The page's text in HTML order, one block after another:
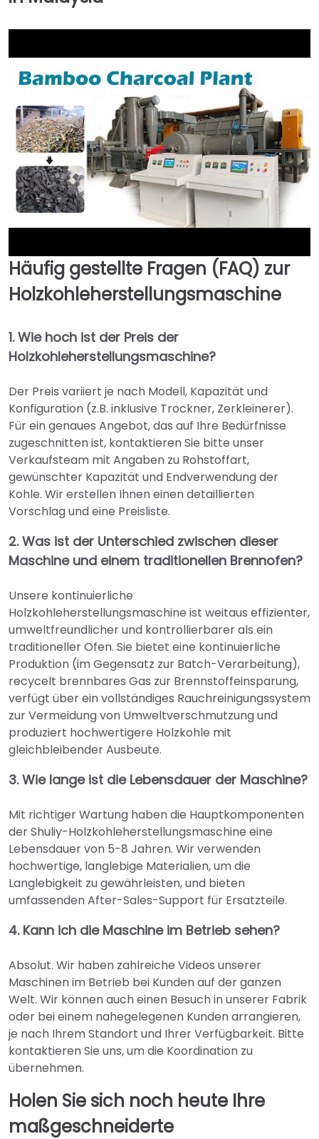
►
Häufig gestellte Fragen (FAQ) zur
Holzkohleherstellungsmaschine
1. Wie hoch ist der Preis der
Holzkohleherstellungsmaschine?
Der Preis variiert je nach Modell, Kapazität und
Konfiguration (z.B. inklusive Trockner, Zerkleinerer).
Für ein genaues Angebot, das auf Ihre Bedürfnisse
zugeschnitten ist, kontaktieren Sie bitte unser
Verkaufsteam mit Angaben zu Rohstoffart,
gewünschter Kapazität und Endverwendung der
Kohle. Wir erstellen Ihnen einen detaillierten
Vorschlag und eine Preisliste.
2. Was ist der Unterschied zwischen dieser
Maschine und einem traditionellen Brennofen?
Unsere kontinuierliche
Holzkohleherstellungsmaschine ist weitaus effizienter,
umweltfreundlicher und kontrollierbarer als ein
traditioneller Ofen. Sie bietet eine kontinuierliche
Produktion (im Gegensatz zur Batch-Verarbeitung),
recycelt brennbares Gas zur Brennstoffeinsparung,
verfügt über ein vollständiges Rauchreinigungssystem
zur Vermeidung von Umweltverschmutzung und
produziert hochwertigere Holzkohle mit
gleichbleibender Ausbeute.
3. Wie lange ist die Lebensdauer der Maschine?
Mit richtiger Wartung haben die Hauptkomponenten
der Shuliy-Holzkohleherstellungsmaschine eine
Lebensdauer von 5-8 Jahren. Wir verwenden
hochwertige, langlebige Materialien, um die
Langlebigkeit zu gewährleisten, und bieten
umfassenden After-Sales-Support für Ersatzteile.
4. Kann ich die Maschine im Betrieb sehen?
Absolut. Wir haben zahlreiche Videos unserer
Maschinen im Betrieb bei Kunden auf der ganzen
Welt. Wir können auch einen Besuch in unserer Fabrik
oder bei einem nahegelegenen Kunden arrangieren,
je nach Ihrem Standort und Ihrer Verfügbarkeit. Bitte
kontaktieren Sie uns, um die Koordination zu
übernehmen.
Holen Sie sich noch heute Ihre
maßgeschneiderte